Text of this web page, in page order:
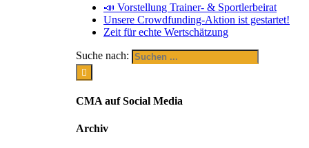
📣 Vorstellung Trainer- & Sportlerbeirat
Unsere Crowdfunding-Aktion ist gestartet!
Zeit für echte Wertschätzung
Suche nach:
CMA auf Social Media
Archiv